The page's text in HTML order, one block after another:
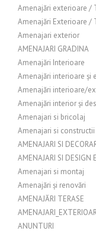
Amenajări exterioare /
Amenajări Exterioare /
Amenajari exterior
AMENAJARI GRADINA
Amenajări Interioare
Amenajări interioare și
Amenajări interioare/
Amenajări interior și
Amenajari si bricolaj
Amenajari si constructii
AMENAJARI SI
AMENAJARI SI DESIGN
Amenajari si montaj
Amenajări și renovări
AMENAJĂRI TERASE
ANUNTURI